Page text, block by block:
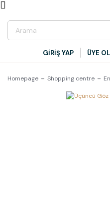
GİRİŞ YAP ÜYE OL
Homepage Shopping centre